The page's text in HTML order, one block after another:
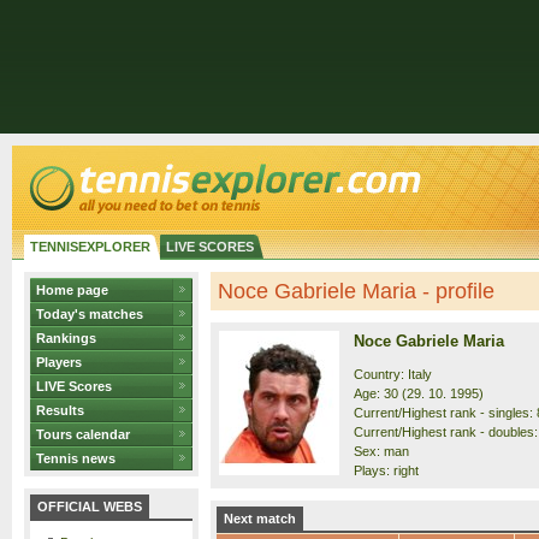
TENNISEXPLORER LIVE SCORES
Home page
Today's matches
Rankings
Players
LIVE Scores
Results
Tours calendar
Tennis news
OFFICIAL WEBS
Noce Gabriele Maria - profile
Noce Gabriele Maria
Country: Italy
Age: 30 (29. 10. 1995)
Current/Highest rank - singles:
Current/Highest rank -
Sex: man
Plays: right
Next match